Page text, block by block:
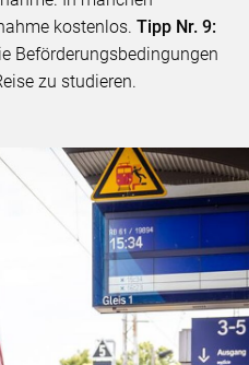
kostenlos.Tipp Nr. 9:
Beförderungsbedingungen
zu studieren.